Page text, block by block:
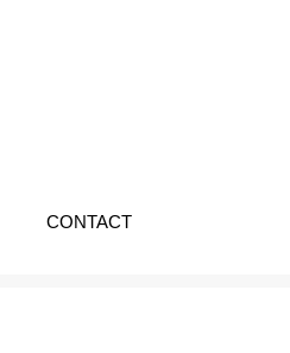
CONTACT